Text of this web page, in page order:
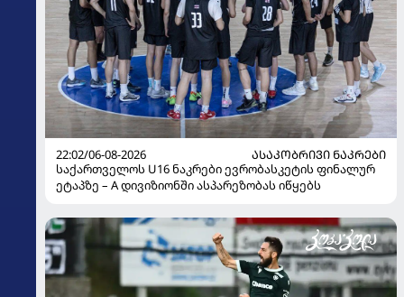
22:02/06-08-2026
ᲐᲡᲐᲙᲝᲑᲠᲘᲕᲘ ᲜᲐᲙᲠᲔᲑᲘ
საქართველოს U16 ნაკრები ევრობასკეტის ფინალურ
ეტაპზე – A დივიზიონში ასპარეზობას იწყებს